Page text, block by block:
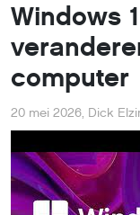
Windows
computer
20 mei 2026, Dick